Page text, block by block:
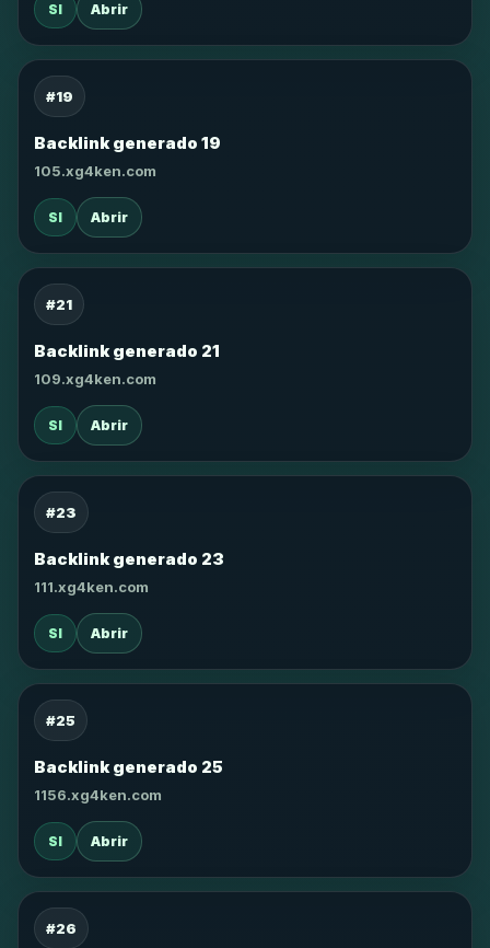
SI Abrir
#19
Backlink generado 19
105.xg4ken.com
SI Abrir
#21
Backlink generado 21
109.xg4ken.com
SI Abrir
#23
Backlink generado 23
111.xg4ken.com
SI Abrir
#25
Backlink generado 25
1156.xg4ken.com
SI Abrir
#26